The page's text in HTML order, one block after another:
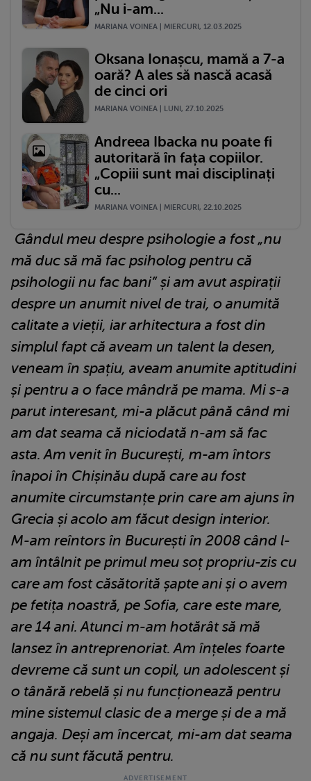
„Nu i-am...
MARIANA VOINEA | MIERCURI, 12.03.2025
Oksana Ionașcu, mamă a 7-a
oară? A ales să nască acasă
de cinci ori
MARIANA VOINEA | LUNI, 27.10.2025
Andreea Ibacka nu poate fi
autoritară în fața copiilor.
„Copiii sunt mai disciplinați
cu...
MARIANA VOINEA | MIERCURI, 22.10.2025
Gândul meu despre psihologie a fost „nu
mă duc să mă fac psiholog pentru că
psihologii nu fac bani” și am avut aspirații
despre un anumit nivel de trai, o anumită
calitate a vieții, iar arhitectura a fost din
simplul fapt că aveam un talent la desen,
veneam în spațiu, aveam anumite aptitudini
și pentru a o face mândră pe mama. Mi s-a
parut interesant, mi-a plăcut până când mi
am dat seama că niciodată n-am să fac
asta. Am venit în București, m-am întors
înapoi în Chișinău după care au fost
anumite circumstanțe prin care am ajuns în
Grecia și acolo am făcut design interior.
M-am reîntors în București în 2008 când l-
am întâlnit pe primul meu soț propriu-zis cu
care am fost căsătorită șapte ani și o avem
pe fetița noastră, pe Sofia, care este mare,
are 14 ani. Atunci m-am hotărât să mă
lansez în antreprenoriat. Am înțeles foarte
devreme că sunt un copil, un adolescent și
o tânără rebelă și nu funcționează pentru
mine sistemul clasic de a merge și de a mă
angaja. Deși am încercat, mi-am dat seama
că nu sunt făcută pentru.